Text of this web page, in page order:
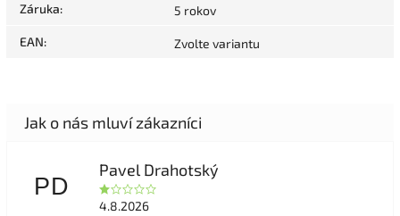
Záruka: 5 rokov
EAN: Zvolte variantu
PD
Pavel Drahotský
4.8.2026